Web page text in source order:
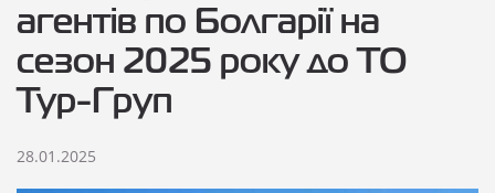
агентів по Болгарії на
сезон 2025 року до ТО
Тур-Груп
28.01.2025